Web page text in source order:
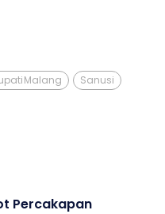
Malang Sanusi
Percakapan